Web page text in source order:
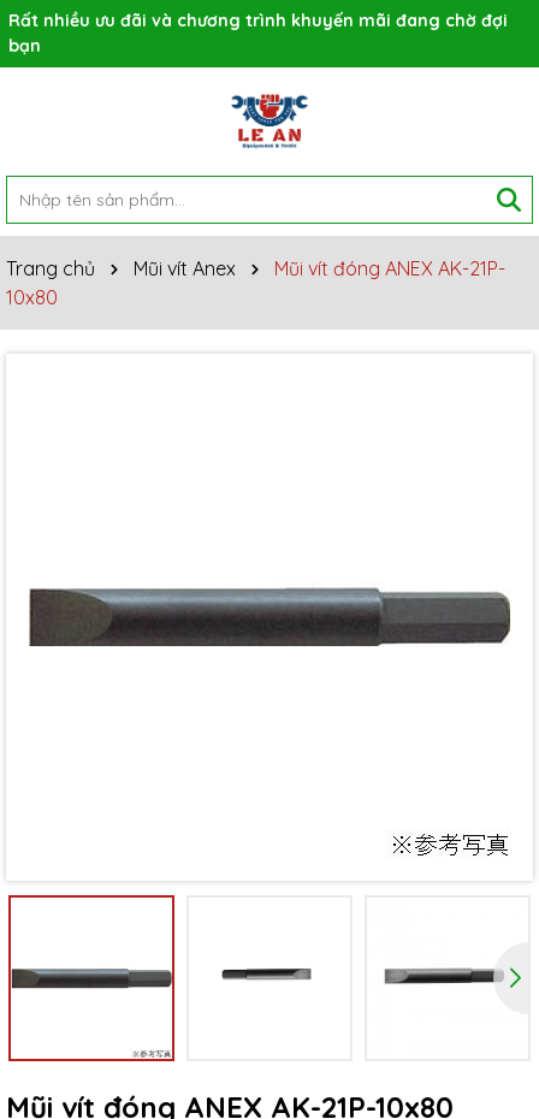
Rất nhiều ưu đãi và chương trình khuyến mãi đang chờ đợi
bạn
Trang chủ Mũi vít Anex
Mũi vít đóng ANEX AK-21P-
10x80
Mũi vít đóng ANEX AK-21P-10x80